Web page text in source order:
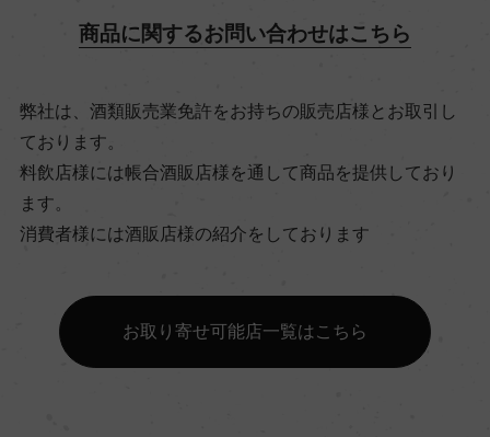
リュット・レゾネ
有機JAS認証
ー
コンクール入賞歴
商品に関するお問い合わせはこちら
弊社は、酒類販売業免許をお持ちの販売店様とお取引し
ております。
料飲店様には帳合酒販店様を通して商品を提供しており
ます。
消費者様には酒販店様の紹介をしております
お取り寄せ可能店一覧はこちら